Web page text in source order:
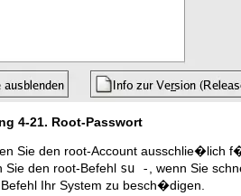
4-21. Root-Passwort
Sie den root-Account ausschlie�lich
Sie den root-Befehl su -
, wenn Sie
Ihr System zu besch�digen.